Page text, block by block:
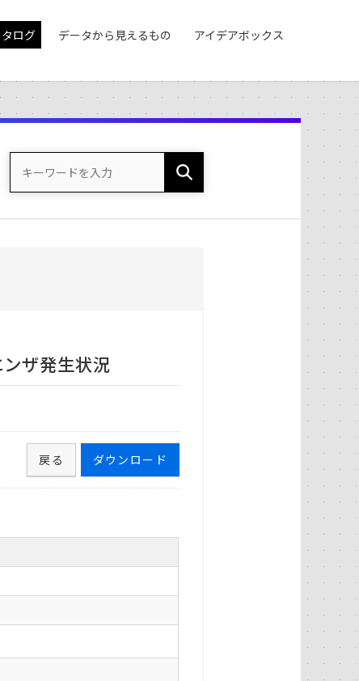
ログ データから見えるもの アイデアボックス
ザ発生状況
ダウンロード
戻る